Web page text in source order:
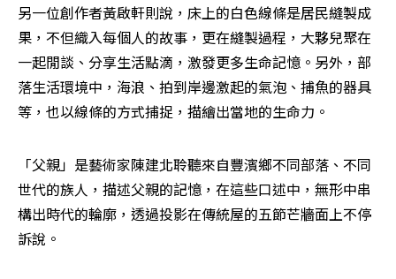
另一位創作者黃啟軒則說，床上的白色線條是居民縫製成
果，不但織入每個人的故事，更在縫製過程，大夥兒聚在
一起閒談、分享生活點滴，激發更多生命記憶。另外，部
落生活環境中，海浪、拍到岸邊激起的氣泡、捕魚的器具
等，也以線條的方式捕捉，描繪出當地的生命力。
「父親」是藝術家陳建北聆聽來自豐濱鄉不同部落、不同
世代的族人，描述父親的記憶，在這些口述中，無形中串
構出時代的輪廓，透過投影在傳統屋的五節芒牆面上不停
訴說。